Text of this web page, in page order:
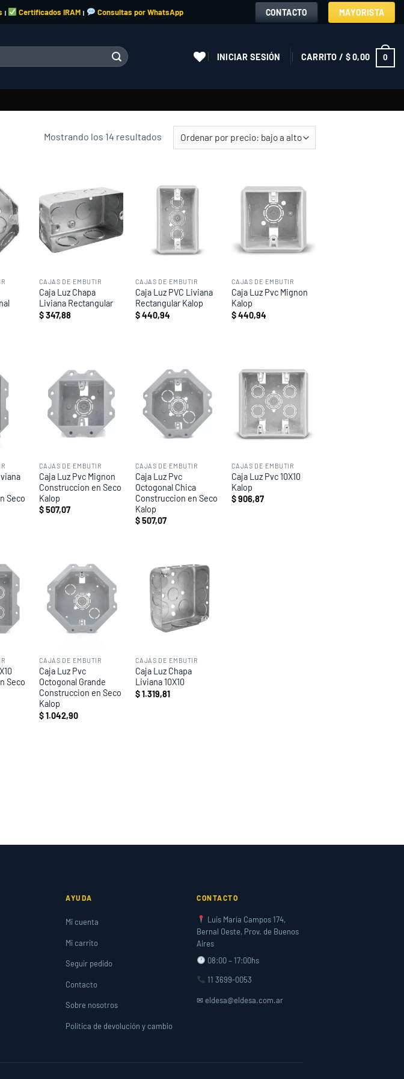
| Certificados IRAM | Consultas por WhatsApp CONTACTO MAYORISTA
INICIAR SESIÓN CARRITO / $0,00 0
Mostrando los 14 resultadosOrdenado
por
menor
a
mayor
to
wishlist
CAJAS DE EMBUTIR
Caja Luz Chapa
Liviana Rectangular
$347,88
Add to
CAJAS DE EMBUTIR
Caja Luz PVC Liviana
Rectangular Kalop
$440,94
Add to
wishlist
CAJAS DE EMBUTIR
Caja Luz Pvc Mignon
Kalop
$440,94
Add to
Seco
Add to
wishlist
CAJAS DE EMBUTIR
Caja Luz Pvc Mignon
Construccion en Seco
Kalop
$507,07
Add to
wishlist
CAJAS DE EMBUTIR
Caja Luz Pvc
Octogonal Chica
Construccion en Seco
Kalop
$507,07
Add to
wishlist
CAJAS DE EMBUTIR
Caja Luz Pvc 10X10
Kalop
$906,87
to
Seco
Add to
wishlist
CAJAS DE EMBUTIR
Caja Luz Pvc
Octogonal Grande
Construccion en Seco
Kalop
$1.042,90
Add to
wishlist
CAJAS DE EMBUTIR
Caja Luz Chapa
Liviana 10X10
$1.319,81
AYUDA
Mi cuenta
Mi carrito
Seguir pedido
Contacto
Sobre nosotros
Política de devolución y cambio
CONTACTO
Luis María Campos 174,
Bernal Oeste, Prov. de Buenos
Aires
08:00 – 17:00hs
11 3699-0053
✉ eldesa@eldesa.com.ar